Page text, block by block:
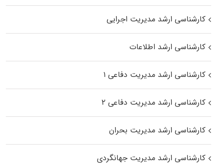
کارشناسی ارشد مدیریت اجرایی
کارشناسی ارشد اطلاعات
کارشناسی ارشد مدیریت دفاعی ۱
کارشناسی ارشد مدیریت دفاعی ۲
کارشناسی ارشد مدیریت بحران
کارشناسی ارشد مدیریت جهانگردی